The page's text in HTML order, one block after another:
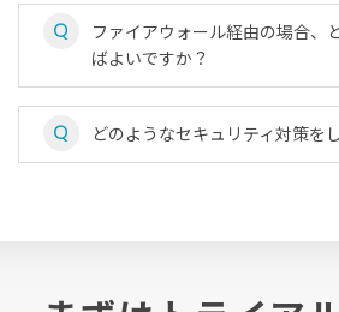
ファイアウォール経由の場合、
ばよいですか？
どのようなセキュリティ対策を